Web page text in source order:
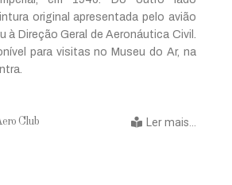
original apresentada pelo avião
à Direção Geral de Aeronáutica Civil.
para visitas no Museu do Ar, na
Club Ler mais...